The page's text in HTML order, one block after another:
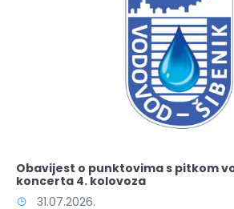
Obavijest o punktovima s pitkom
koncerta 4. kolovoza
31.07.2026.